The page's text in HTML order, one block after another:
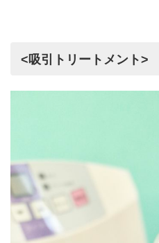
<吸引トリートメント>